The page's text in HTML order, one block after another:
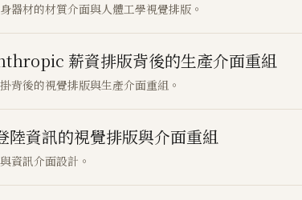
器材的材質介面與人體工學視覺排版。
薪資排版背後的生產介面重組
背後的視覺排版與生產介面重組。
陸資訊的視覺排版與介面重組
資訊介面設計。